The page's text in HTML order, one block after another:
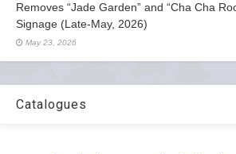
Removes “Jade Garden” and “Cha Cha
Signage (Late-May, 2026)
May 23, 2026
Catalogues